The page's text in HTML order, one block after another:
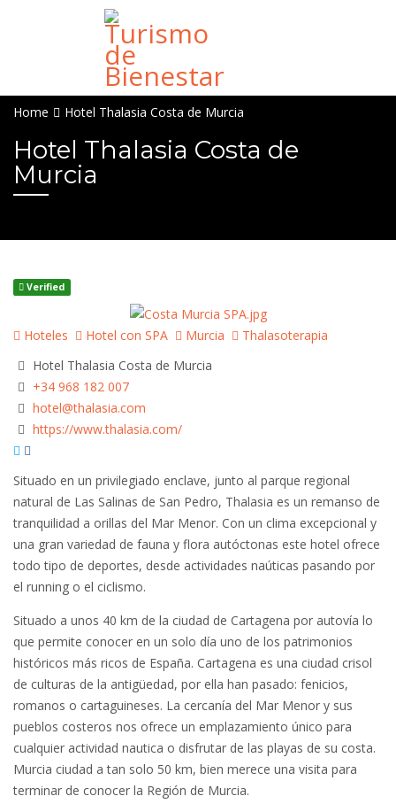
Home Hotel Thalasia Costa de Murcia
Hotel Thalasia Costa de
Murcia
Verified
Hoteles Hotel con SPA Murcia
Thalasoterapia
Hotel Thalasia Costa de Murcia
+34 968 182 007
hotel@thalasia.com
https://www.thalasia.com/
Situado en un privilegiado enclave, junto al parque regional
natural de Las Salinas de San Pedro, Thalasia es un remanso de
tranquilidad a orillas del Mar Menor. Con un clima excepcional y
una gran variedad de fauna y flora autóctonas este hotel ofrece
todo tipo de deportes, desde actividades naúticas pasando por
el running o el ciclismo.
Situado a unos 40 km de la ciudad de Cartagena por autovía lo
que permite conocer en un solo día uno de los patrimonios
históricos más ricos de España. Cartagena es una ciudad crisol
de culturas de la antigüedad, por ella han pasado: fenicios,
romanos o cartaguineses. La cercanía del Mar Menor y sus
pueblos costeros nos ofrece un emplazamiento único para
cualquier actividad nautica o disfrutar de las playas de su costa.
Murcia ciudad a tan solo 50 km, bien merece una visita para
terminar de conocer la Región de Murcia.